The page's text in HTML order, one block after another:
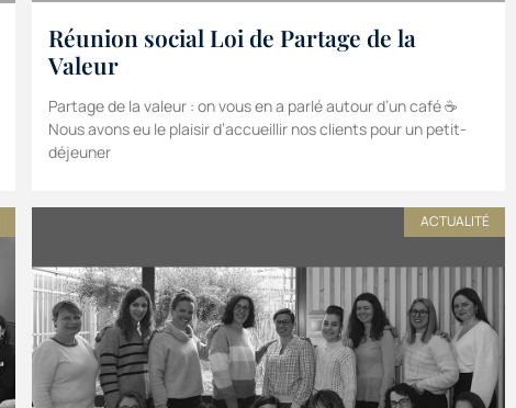
Réunion social Loi de Partage de la
Valeur
Partage de la valeur : on vous en a parlé autour d’un café ☕️
Nous avons eu le plaisir d’accueillir nos clients pour un petit-
déjeuner
ACTUALITÉ